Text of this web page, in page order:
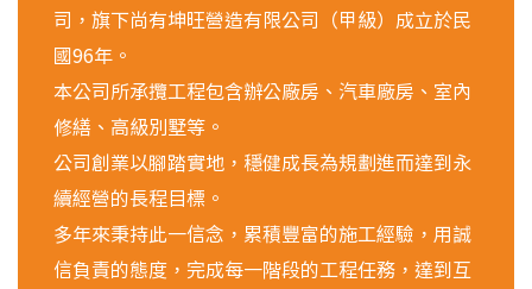
司，旗下尚有坤旺營造有限公司（甲級）成立於民
國96年。
本公司所承攬工程包含辦公廠房、汽車廠房、室內
修繕、高級別墅等。
公司創業以腳踏實地，穩健成長為規劃進而達到永
續經營的長程目標。
多年來秉持此一信念，累積豐富的施工經驗，用誠
信負責的態度，完成每一階段的工程任務，達到互